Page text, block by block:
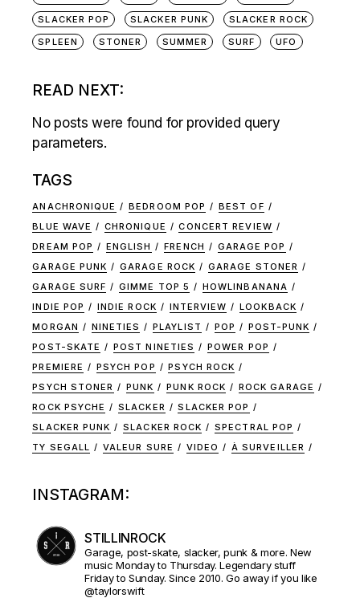
SLACKER POP
SLACKER PUNK
SLACKER ROCK
SPLEEN
STONER SUMMER SURF UFO
READ NEXT:
No posts were found for provided query
parameters.
TAGS
ANACHRONIQUE BEDROOM POP
BEST OF
BLUE WAVE
CHRONIQUE
CONCERT REVIEW
DREAM POP
ENGLISH FRENCH
GARAGE POP
GARAGE PUNK
GARAGE ROCK
GARAGE STONER
GARAGE SURF
GIMME TOP 5
HOWLINBANANA
INDIE POP
INDIE ROCK INTERVIEW
LOOKBACK
MORGAN
NINETIES PLAYLIST POP
POST-PUNK
POST-SKATE
POST NINETIES
POWER POP
PREMIERE
PSYCH POP
PSYCH ROCK
PSYCH STONER
PUNK PUNK ROCK
ROCK GARAGE
ROCK PSYCHE
SLACKER
SLACKER POP
SLACKER PUNK
SLACKER ROCK
SPECTRAL POP
TY SEGALL
VALEUR SURE VIDEO À SURVEILLER
INSTAGRAM:
STILLINROCK
Garage, post-skate, slacker, punk & more. New
music Monday to Thursday. Legendary stuff
Friday to Sunday. Since 2010. Go away if you like
@taylorswift